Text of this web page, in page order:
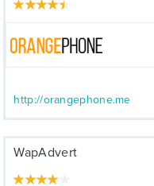
http://orangephone.me
WapAdvert